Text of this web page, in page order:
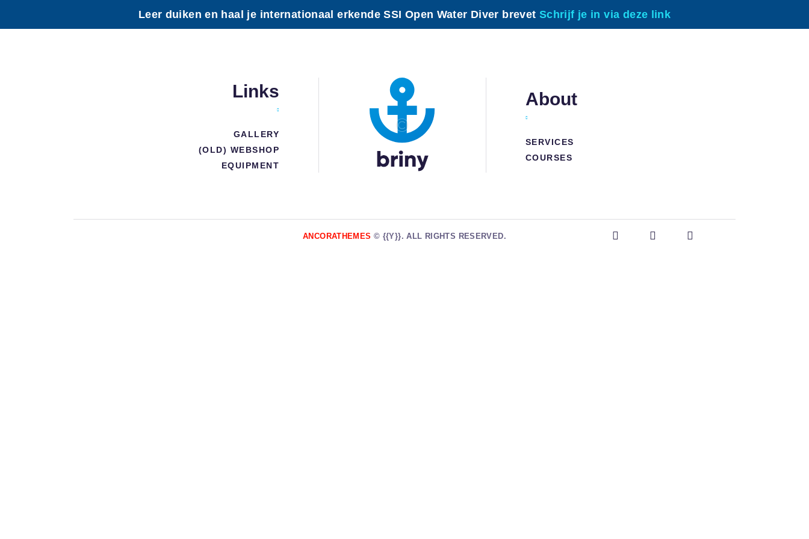
Leer duiken en haal je internationaal erkende SSI Open Water Diver brevet Schrijf je in via deze link
Links
GALLERY
(OLD) WEBSHOP
EQUIPMENT
About
SERVICES
COURSES
ANCORATHEMES © {{Y}}. ALL RIGHTS RESERVED.